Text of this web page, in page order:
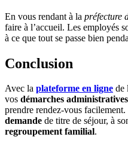
En vous rendant à la préfecture
faire à l’accueil. Les employés
à ce que tout se passe bien
Conclusion
Avec la plateforme en ligne de
vos démarches administratives
prendre rendez-vous
demande de titre de séjour, à
regroupement familial.